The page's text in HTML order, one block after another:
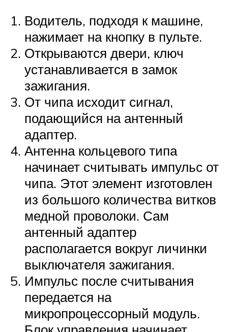
Водитель, подходя к машине,
нажимает на кнопку в пульте.
Открываются двери, ключ
устанавливается в замок
зажигания.
От чипа исходит сигнал,
подающийся на антенный
адаптер.
Антенна кольцевого типа
начинает считывать импульс от
чипа. Этот элемент изготовлен
из большого количества витков
медной проволоки. Сам
антенный адаптер
располагается вокруг личинки
выключателя зажигания.
Импульс после считывания
передается на
микропроцессорный модуль.